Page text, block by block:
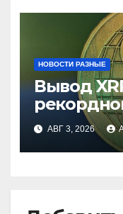
НОВОСТИ РАЗНЫЕ
Вывод
летАВГ 3, 2026